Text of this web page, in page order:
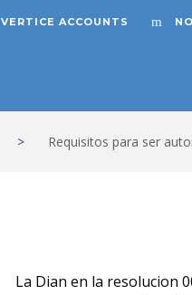
VERTICE ACCOUNTS
> Requisitos para ser
La Dian en la resolucion